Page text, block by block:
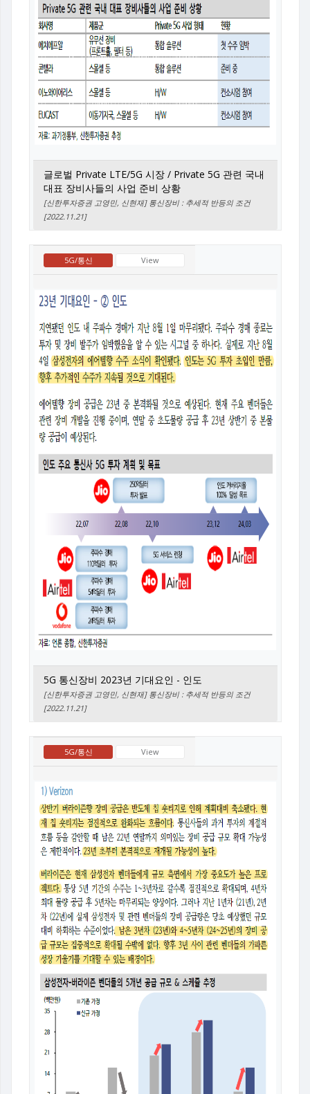
글로벌 Private LTE/5G 시장 / Private 5G 관련 국내
대표 장비사들의 사업 준비 상황
[신한투자증권 고영민, 신현재] 통신장비 : 추세적 반등의 조건
[2022.11.21]
5G/통신 View
5G 통신장비 2023년 기대요인 - 인도
[신한투자증권 고영민, 신현재] 통신장비 : 추세적 반등의 조건
[2022.11.21]
5G/통신 View